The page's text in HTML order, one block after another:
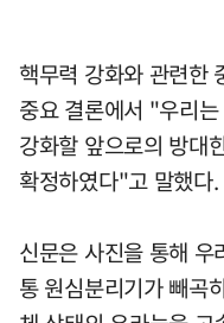
핵무력 강화와 관련한
중요 결론에서 "우리
강화할 앞으로의 방대
확정하였다"고 말했다.
신문은 사진을 통해
통 원심분리기가 빼곡